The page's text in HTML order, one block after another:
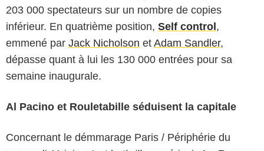
203 000 spectateurs sur un nombre de copies
inférieur. En quatrième position, Self control,
emmené par Jack Nicholson et Adam Sandler,
dépasse quant à lui les 130 000 entrées pour sa
semaine inaugurale.
Al Pacino et Rouletabille séduisent la capitale
Concernant le démmarage Paris / Périphérie du